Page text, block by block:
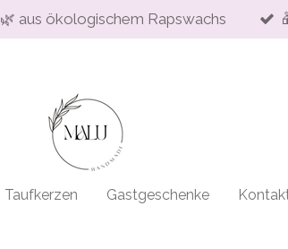
🌿 aus ökologischem Rapswachs
Taufkerzen Gastgeschenke